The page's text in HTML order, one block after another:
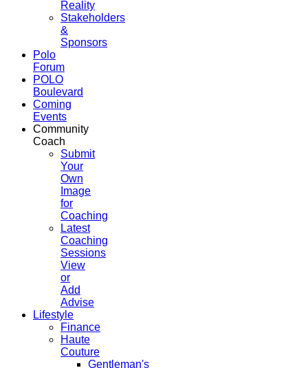
Reality
Stakeholders
&
Sponsors
Polo
Forum
POLO
Boulevard
Coming
Events
Community
Coach
Submit
Your
Own
Image
for
Coaching
Latest
Coaching
Sessions
View
or
Add
Advise
Lifestyle
Finance
Haute
Couture
Gentleman's